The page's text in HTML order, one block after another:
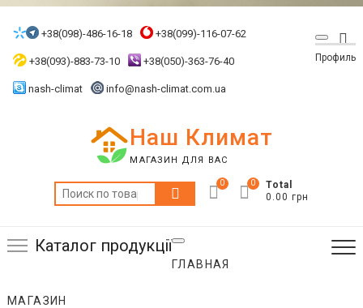
Skip
+38(098)-486-16-18 +38(099)-116-07-62
+38(093)-883-73-10 +38(050)-363-76-40
nash-climat info@nash-climat.com.ua
Профиль
Наш Климат
МАГАЗИН ДЛЯ ВАС
Искать:
0
Total
0.00 грн
0
Каталог продукції
ГЛАВНАЯ
МАГАЗИН